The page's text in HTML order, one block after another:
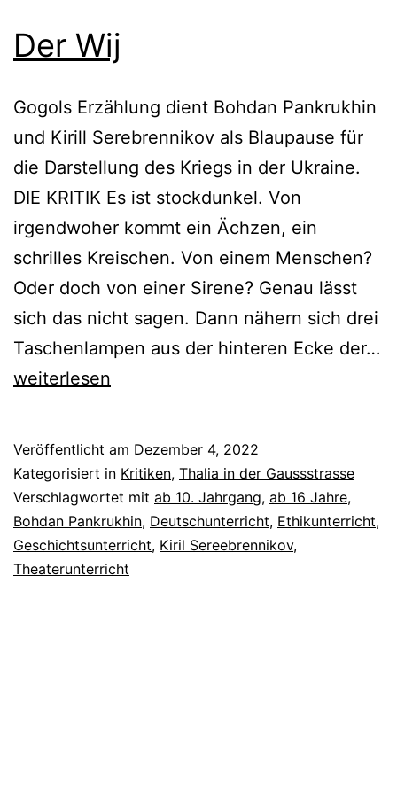
Der Wij
Gogols Erzählung dient Bohdan Pankrukhin
und Kirill Serebrennikov als Blaupause für
die Darstellung des Kriegs in der Ukraine.
DIE KRITIK Es ist stockdunkel. Von
irgendwoher kommt ein Ächzen, ein
schrilles Kreischen. Von einem Menschen?
Oder doch von einer Sirene? Genau lässt
sich das nicht sagen. Dann nähern sich drei
Taschenlampen aus der hinteren Ecke der…
Der
weiterlesen
Veröffentlicht am Dezember 4, 2022
Kategorisiert in Kritiken, Thalia in der Gaussstrasse
Verschlagwortet mit ab 10. Jahrgang, ab 16 Jahre,
Bohdan Pankrukhin, Deutschunterricht, Ethikunterricht,
Geschichtsunterricht, Kiril Sereebrennikov,
Theaterunterricht